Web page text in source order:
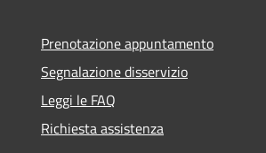
Prenotazione appuntamento
Segnalazione disservizio
Leggi le FAQ
Richiesta assistenza